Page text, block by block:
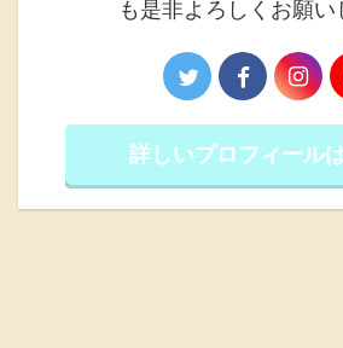
も是非よろしくお願い
詳しいプロフィール